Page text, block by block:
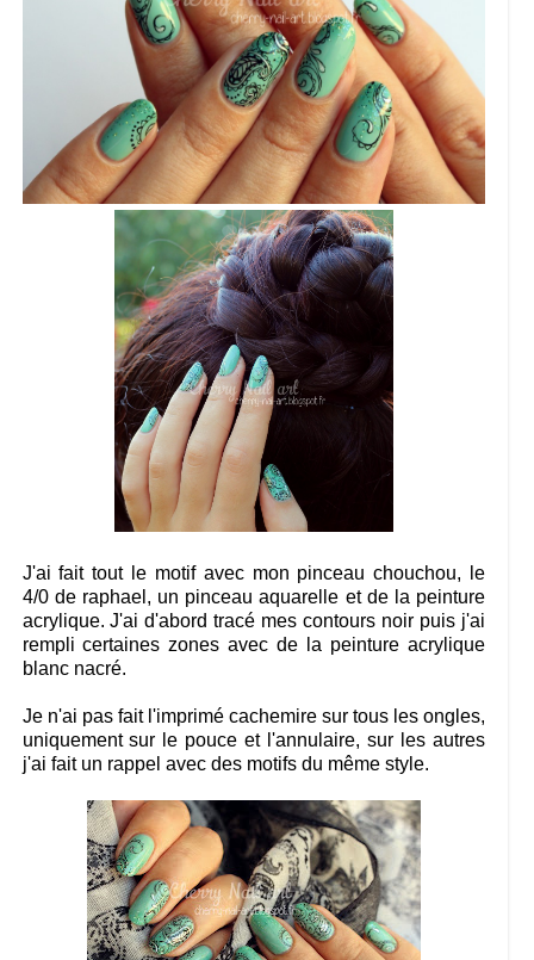
J'ai fait tout le motif avec mon pinceau chouchou, le
4/0 de raphael, un pinceau aquarelle et de la peinture
acrylique. J'ai d'abord tracé mes contours noir puis j'ai
rempli certaines zones avec de la peinture acrylique
blanc nacré.
Je n'ai pas fait l'imprimé cachemire sur tous les ongles,
uniquement sur le pouce et l'annulaire, sur les autres
j'ai fait un rappel avec des motifs du même style.